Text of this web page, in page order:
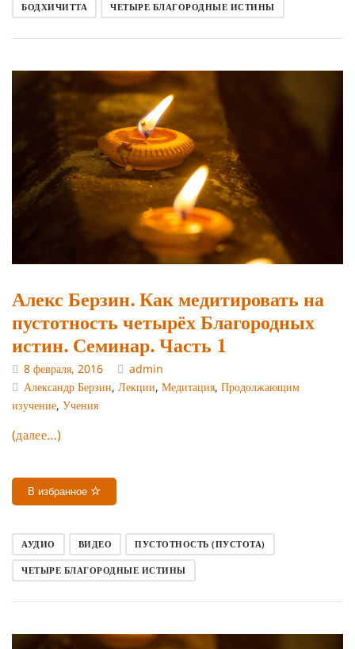
БОДХИЧИТТА ЧЕТЫРЕ БЛАГОРОДНЫЕ ИСТИНЫ
Алекс Берзин. Как медитировать на
пустотность четырёх Благородных
истин. Семинар. Часть 1
8 февраля, 2016
admin
Александр Берзин, Лекции, Медитация, Продолжающим
изучение, Учения
(далее…)
В избранное
АУДИО ВИДЕО ПУСТОТНОСТЬ (ПУСТОТА)
ЧЕТЫРЕ БЛАГОРОДНЫЕ ИСТИНЫ